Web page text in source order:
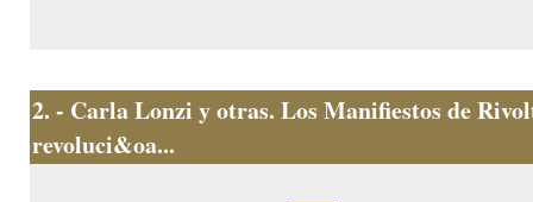
2. - Carla Lonzi y otras. Los Manifiestos de
revoluci&oa...